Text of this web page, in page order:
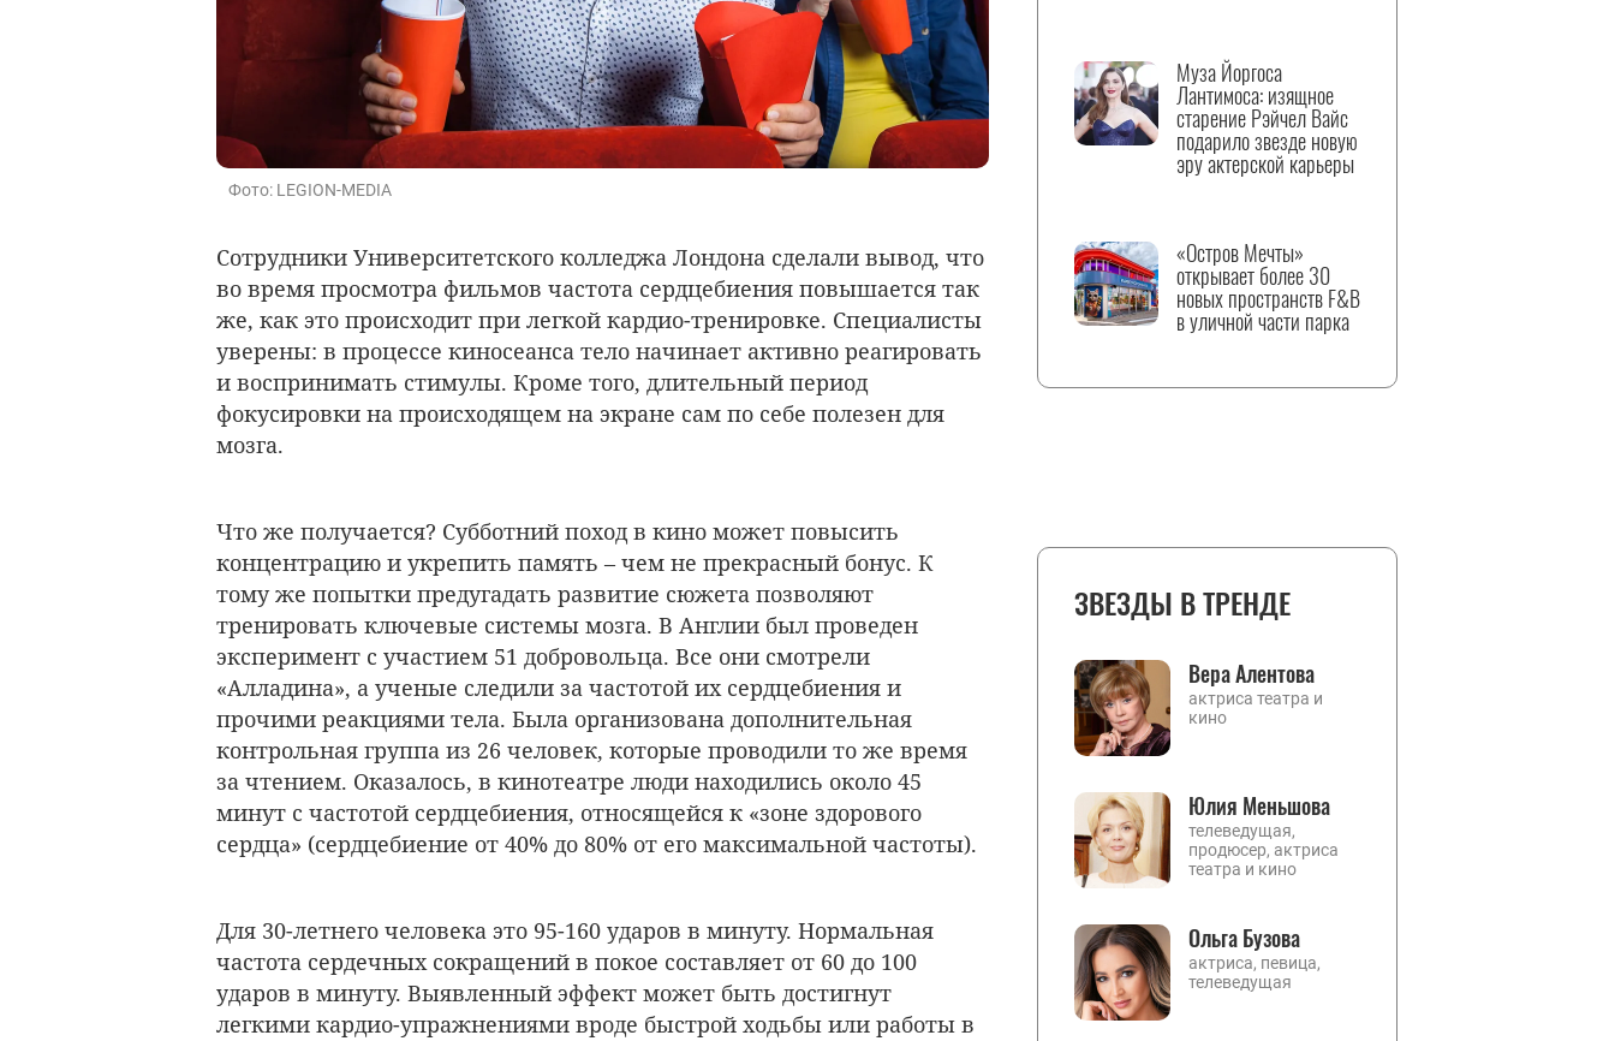
Фото: LEGION-MEDIA
Сотрудники Университетского колледжа Лондона сделали вывод, что
во время просмотра фильмов частота сердцебиения повышается так
же, как это происходит при легкой кардио-тренировке. Специалисты
уверены: в процессе киносеанса тело начинает активно реагировать
и воспринимать стимулы. Кроме того, длительный период
фокусировки на происходящем на экране сам по себе полезен для
мозга.
Что же получается? Субботний поход в кино может повысить
концентрацию и укрепить память – чем не прекрасный бонус. К
тому же попытки предугадать развитие сюжета позволяют
тренировать ключевые системы мозга. В Англии был проведен
эксперимент с участием 51 добровольца. Все они смотрели
«Алладина», а ученые следили за частотой их сердцебиения и
прочими реакциями тела. Была организована дополнительная
контрольная группа из 26 человек, которые проводили то же время
за чтением. Оказалось, в кинотеатре люди находились около 45
минут с частотой сердцебиения, относящейся к «зоне здорового
сердца» (сердцебиение от 40% до 80% от его максимальной частоты).
Для 30-летнего человека это 95-160 ударов в минуту. Нормальная
частота сердечных сокращений в покое составляет от 60 до 100
ударов в минуту. Выявленный эффект может быть достигнут
легкими кардио-упражнениями вроде быстрой ходьбы или работы в
Муза Йоргоса
Лантимоса: изящное
старение Рэйчел Вайс
подарило звезде новую
эру актерской карьеры
«Остров Мечты»
открывает более 30
новых пространств F&B
в уличной части парка
ЗВЕЗДЫ В ТРЕНДЕ
Вера Алентова
актриса театра и
кино
Юлия Меньшова
телеведущая,
продюсер, актриса
театра и кино
Ольга Бузова
актриса, певица,
телеведущая